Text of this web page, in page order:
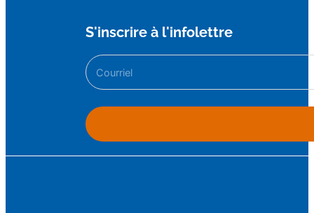
S'inscrire à l'infolettre